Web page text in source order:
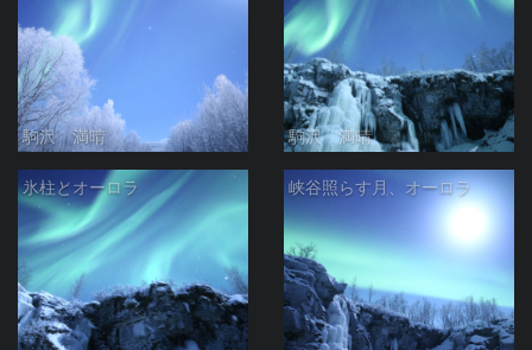
駒沢 満晴 駒沢 満晴
氷柱とオーロラ 峡谷照らす月、オーロラ